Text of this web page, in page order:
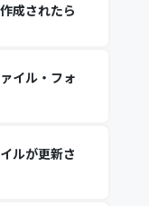
成されたら
イル・フォ
ルが更新さ